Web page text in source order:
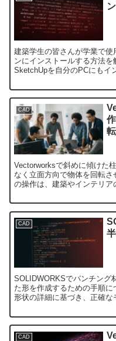
建築学生の皆さんが学業で
ンにインストールする方法
SketchUpを自分のPCにもイ
CAD
Vectorworksで斜めに傾けた
なく立面方向で物体を回転
の操作は、建築やインテリア
CAD
SOLIDWORKSでパンチング
た形を作成するための手順
形状の詳細に基づき、正確な
CAD